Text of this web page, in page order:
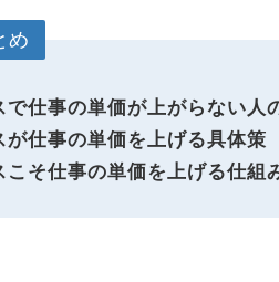
め
で仕事の単価が上がらない人
が仕事の単価を上げる具体策
こそ仕事の単価を上げる仕組